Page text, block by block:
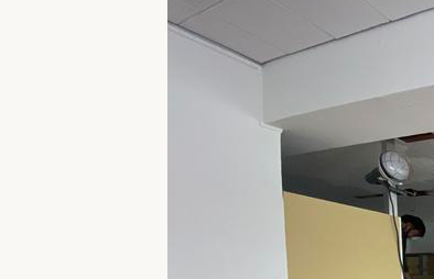
中古物件探しから性能向上リフォ
ストップ